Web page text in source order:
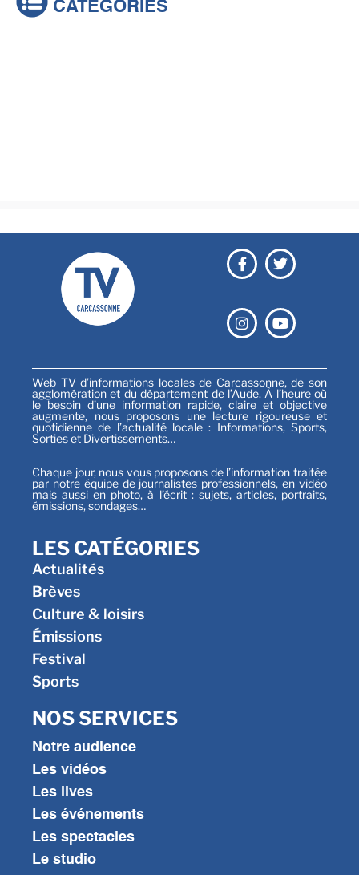
CATÉGORIES
Web TV d’informations locales de Carcassonne, de son
agglomération et du département de l’Aude. À l’heure où
le besoin d’une information rapide, claire et objective
augmente, nous proposons une lecture rigoureuse et
quotidienne de l’actualité locale : Informations, Sports,
Sorties et Divertissements…
Chaque jour, nous vous proposons de l’information traitée
par notre équipe de journalistes professionnels, en vidéo
mais aussi en photo, à l’écrit : sujets, articles, portraits,
émissions, sondages…
LES CATÉGORIES
Actualités
Brèves
Culture & loisirs
Émissions
Festival
Sports
NOS SERVICES
Notre audience
Les vidéos
Les lives
Les événements
Les spectacles
Le studio